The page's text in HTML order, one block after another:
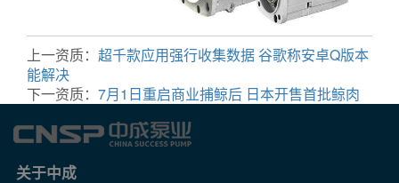
上一资质： 超千款应用强行收集数据 谷歌称安卓Q版本
能解决
下一资质： 7月1日重启商业捕鲸后 日本开售首批鲸肉
关于中成